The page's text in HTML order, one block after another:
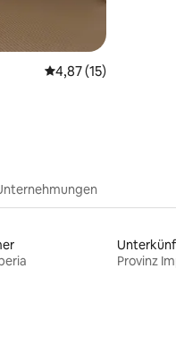
Durchschnittliche
4,87 (15)
Provinz